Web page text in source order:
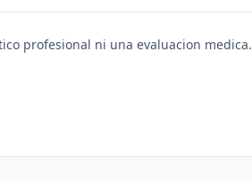
profesional ni una evaluacion medica.